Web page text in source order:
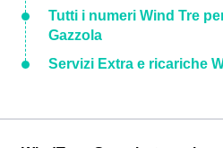
Tutti i numeri Wind Tre
Gazzola
Servizi Extra e ricariche